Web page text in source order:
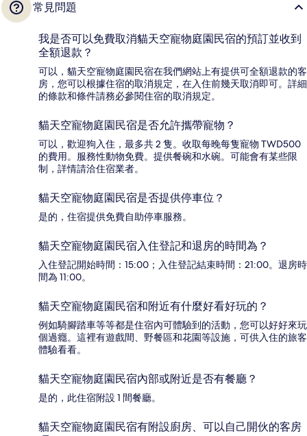
常見問題
我是否可以免費取消貓天空寵物庭園民宿的預訂並收到
全額退款？
可以，貓天空寵物庭園民宿在我們網站上有提供可全額退款的客
房，您可以根據住宿的取消規定，在入住前幾天取消即可。詳細
的條款和條件請務必參閱住宿的取消規定。
貓天空寵物庭園民宿是否允許攜帶寵物？
可以，歡迎狗入住，最多共 2 隻。收取每晚每隻寵物 TWD500
的費用。服務性動物免費。提供餐碗和水碗。可能會有某些限
制，詳情請洽住宿業者。
貓天空寵物庭園民宿是否提供停車位？
是的，住宿提供免費自助停車服務。
貓天空寵物庭園民宿入住登記和退房的時間為？
入住登記開始時間：15:00；入住登記結束時間：21:00。退房時
間為 11:00。
貓天空寵物庭園民宿和附近有什麼好看好玩的？
例如騎腳踏車等等都是住宿內可體驗到的活動，您可以好好來玩
個過癮。這裡有遊戲間、野餐區和花園等設施，可供入住的旅客
體驗看看。
貓天空寵物庭園民宿內部或附近是否有餐廳？
是的，此住宿附設 1 間餐廳。
貓天空寵物庭園民宿有附設廚房、可以自己開伙的客房